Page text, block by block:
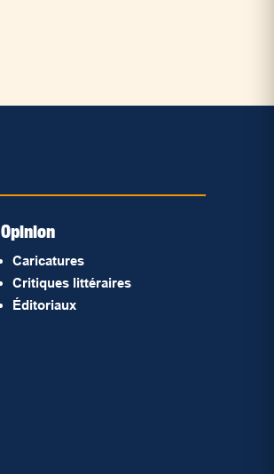
Opinion
Caricatures
Critiques littéraires
Éditoriaux